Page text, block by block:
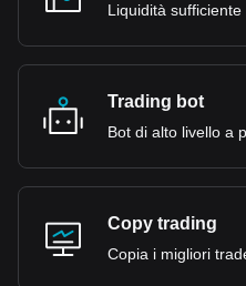
Liquidità sufficiente
Trading bot
Bot di alto livello a
Copy trading
Copia i migliori